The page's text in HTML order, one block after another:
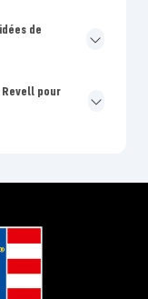
de
pour